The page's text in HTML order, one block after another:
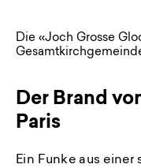
Die «Joch Grosse
Der Brand
Paris
Ein Funke aus